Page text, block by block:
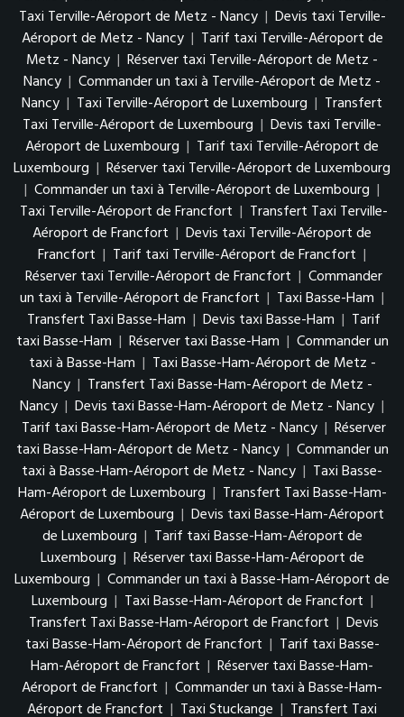
Taxi Terville-Aéroport de Metz - Nancy | Devis taxi Terville-
Aéroport de Metz - Nancy | Tarif taxi Terville-Aéroport de
Metz - Nancy | Réserver taxi Terville-Aéroport de Metz -
Nancy | Commander un taxi à Terville-Aéroport de Metz -
Nancy | Taxi Terville-Aéroport de Luxembourg | Transfert
Taxi Terville-Aéroport de Luxembourg | Devis taxi Terville-
Aéroport de Luxembourg | Tarif taxi Terville-Aéroport de
Luxembourg | Réserver taxi Terville-Aéroport de Luxembourg
| Commander un taxi à Terville-Aéroport de Luxembourg |
Taxi Terville-Aéroport de Francfort | Transfert Taxi Terville-
Aéroport de Francfort | Devis taxi Terville-Aéroport de
Francfort | Tarif taxi Terville-Aéroport de Francfort |
Réserver taxi Terville-Aéroport de Francfort | Commander
un taxi à Terville-Aéroport de Francfort | Taxi Basse-Ham |
Transfert Taxi Basse-Ham | Devis taxi Basse-Ham | Tarif
taxi Basse-Ham | Réserver taxi Basse-Ham | Commander un
taxi à Basse-Ham | Taxi Basse-Ham-Aéroport de Metz -
Nancy | Transfert Taxi Basse-Ham-Aéroport de Metz -
Nancy | Devis taxi Basse-Ham-Aéroport de Metz - Nancy |
Tarif taxi Basse-Ham-Aéroport de Metz - Nancy | Réserver
taxi Basse-Ham-Aéroport de Metz - Nancy | Commander un
taxi à Basse-Ham-Aéroport de Metz - Nancy | Taxi Basse-
Ham-Aéroport de Luxembourg | Transfert Taxi Basse-Ham-
Aéroport de Luxembourg | Devis taxi Basse-Ham-Aéroport
de Luxembourg | Tarif taxi Basse-Ham-Aéroport de
Luxembourg | Réserver taxi Basse-Ham-Aéroport de
Luxembourg | Commander un taxi à Basse-Ham-Aéroport de
Luxembourg | Taxi Basse-Ham-Aéroport de Francfort |
Transfert Taxi Basse-Ham-Aéroport de Francfort | Devis
taxi Basse-Ham-Aéroport de Francfort | Tarif taxi Basse-
Ham-Aéroport de Francfort | Réserver taxi Basse-Ham-
Aéroport de Francfort | Commander un taxi à Basse-Ham-
Aéroport de Francfort | Taxi Stuckange | Transfert Taxi